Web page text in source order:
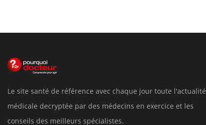
Le site santé de référence avec chaque jour toute l'actualité
médicale decryptée par des médecins en exercice et les
conseils des meilleurs spécialistes.